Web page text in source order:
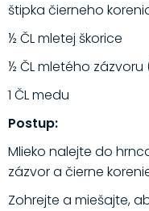
štipka čierneho
½ ČL mletej škorice
½ ČL mletého
1 ČL medu
Postup:
Mlieko nalejte do
zázvor a čierne
Zohrejte a miešajte,